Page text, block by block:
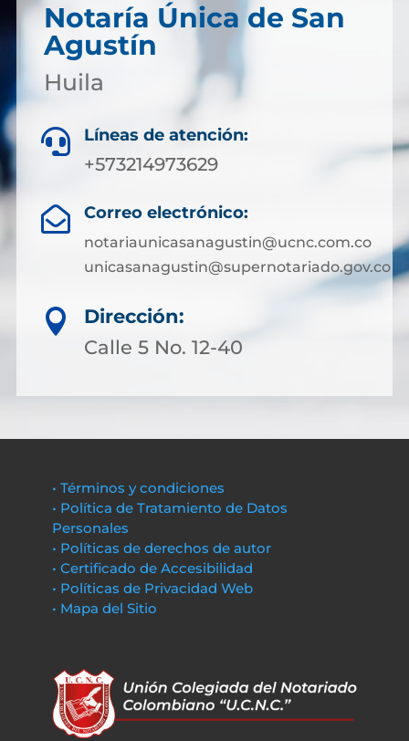
Notaría Única de San
Agustín
Huila
 Líneas de atención:
+573214973629
 Correo electrónico:
notariaunicasanagustin@ucnc.com.co
unicasanagustin@supernotariado.gov.co

Dirección:
Calle 5 No. 12-40
• Términos y condiciones
• Política de Tratamiento de Datos
Personales
• Políticas de derechos de autor
• Certificado de Accesibilidad
• Políticas de Privacidad Web
• Mapa del Sitio